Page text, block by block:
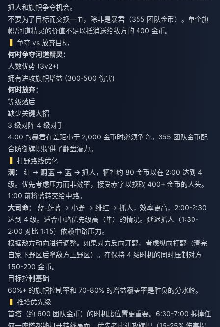
抓人和旗帜争夺机会。
不要为了目标而交换一血，除非是暴君（355 团队金币）。单个旗
帜/河道精灵的价值不足以抵消送给敌方的 400 金币。
争夺 vs 放弃目标
何时争夺河道精灵：
人数优势 (3v2+)
拥有进攻旗帜增益 (300-500 伤害)
何时放弃：
等级落后
缺少关键大招
3 级对阵 4 级对手
4:00 的暴君在差距小于 2,000 金币时必须争夺。355 团队金币配
合防御旗帜提供了翻盘潜力。
打野路线优化
澜：
红 → 蔚蓝 → 蓝 → 抓人，牺牲约 80 金币以在 2:00 达到 4
级。优先考虑压力而非效率，接受赤字以换取 400+ 金币的人头。
1:00 前将蓝转交给中路。
大司命：
蓝-蔚蓝 → 小野 → 绯红 → 抓人，效率更高，2:00-2:30
达到 4 级。适合中路优先级高（隼）的情况。延迟抓人（1:30-
2:00 对比 1:15）依赖中路压力。
根据敌方动向进行调整。如果对方反向开野，考虑纵向打野（清完
自家下野区后拿敌方上野区）。在保持 4 级时机的同时压制对方
150-200 金币。
目标控制基础
60%+ 的旗帜控制率和 70-80% 的增益覆盖率是胜负的分水岭。
推塔优先级
首塔（约 600 团队金币）的时机比位置更重要。6:30-7:00 拆掉任
何一座塔都能打开转线局面。优先考虑进攻旗帜（15-25% 伤害提